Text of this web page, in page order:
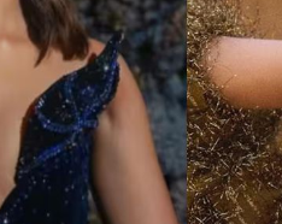
लग्जरी लाइफ स्टाइल की
जिनकी कीमत करोड़ों में हैं,
स्पोर्ट्स, ऑडी ए9,